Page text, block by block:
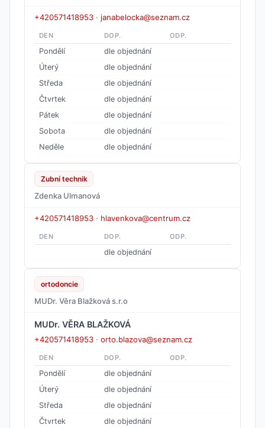
+420571418953 · janabelocka@seznam.cz
DEN DOP. ODP.
Pondělí
dle objednání
Úterý
dle objednání
Středa
dle objednání
Čtvrtek
dle objednání
Pátek
dle objednání
Sobota
dle objednání
Neděle
dle objednání
Zubní technik
Zdenka Ulmanová
+420571418953 · hlavenkova@centrum.cz
DEN DOP. ODP.
dle objednání
ortodoncie
MUDr. Věra Blažková s.r.o
MUDr. VĚRA BLAŽKOVÁ
+420571418953 · orto.blazova@seznam.cz
DEN DOP. ODP.
Pondělí
dle objednání
Úterý
dle objednání
Středa
dle objednání
Čtvrtek
dle objednání